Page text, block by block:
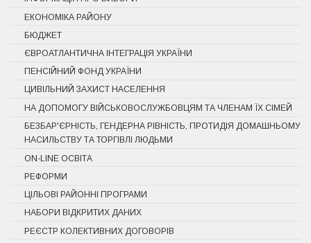
ЕКОНОМІКА РАЙОНУ
БЮДЖЕТ
ЄВРОАТЛАНТИЧНА ІНТЕГРАЦІЯ УКРАЇНИ
ПЕНСІЙНИЙ ФОНД УКРАЇНИ
ЦИВІЛЬНИЙ ЗАХИСТ НАСЕЛЕННЯ
НА ДОПОМОГУ ВІЙСЬКОВОСЛУЖБОВЦЯМ ТА ЧЛЕНАМ ЇХ СІМЕЙ
БЕЗБАР'ЄРНІСТЬ, ГЕНДЕРНА РІВНІСТЬ, ПРОТИДІЯ ДОМАШНЬОМУ
НАСИЛЬСТВУ ТА ТОРГІВЛІ ЛЮДЬМИ
ON-LINE ОСВІТА
РЕФОРМИ
ЦІЛЬОВІ РАЙОННІ ПРОГРАМИ
НАБОРИ ВІДКРИТИХ ДАНИХ
РЕЄСТР КОЛЕКТИВНИХ ДОГОВОРІВ